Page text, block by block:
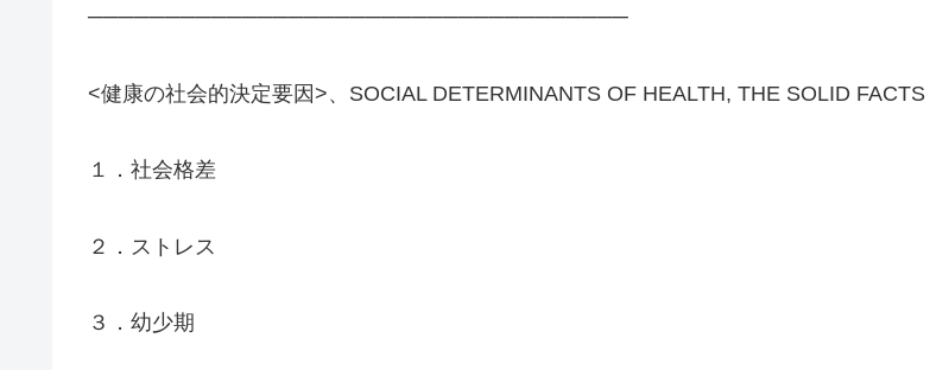
───────────────────────────────────
<健康の社会的決定要因>、SOCIAL DETERMINANTS OF HEALTH, THE SOLID FACTS
１．社会格差
２．ストレス
３．幼少期